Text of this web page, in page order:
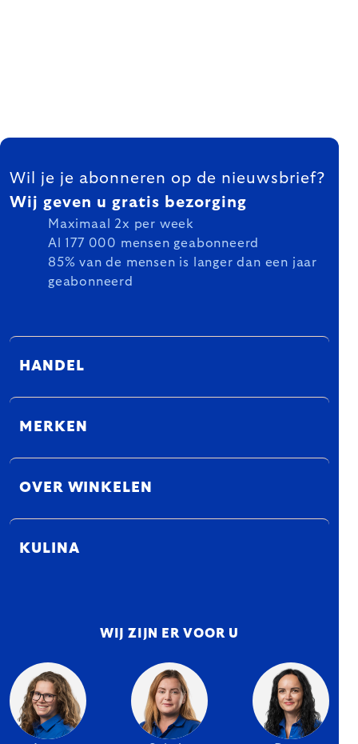
FOOTER
Wil je je abonneren op de nieuwsbrief?
Wij geven u gratis bezorging
Maximaal 2x per week
Al 177 000 mensen geabonneerd
85% van de mensen is langer dan een jaar
geabonneerd
HANDEL
MERKEN
OVER WINKELEN
KULINA
WIJ ZIJN ER VOOR U